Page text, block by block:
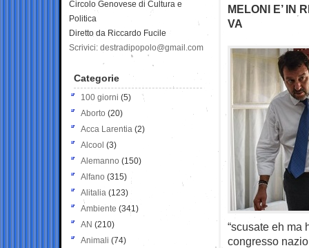
MELONI E’ IN
VA
“scusate eh ma
congresso
Circolo Genovese di Cultura e
Politica
Diretto da Riccardo Fucile
Scrivici: destradipopolo@gmail.com
Categorie
100 giorni (5)
Aborto (20)
Acca Larentia (2)
Alcool (3)
Alemanno (150)
Alfano (315)
Alitalia (123)
Ambiente (341)
AN (210)
Animali (74)